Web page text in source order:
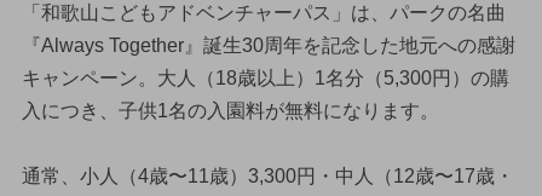
「和歌山こどもアドベンチャーパス」は、パークの名曲
『Always Together』誕生30周年を記念した地元への感謝
キャンペーン。大人（18歳以上）1名分（5,300円）の購
入につき、子供1名の入園料が無料になります。
通常、小人（4歳〜11歳）3,300円・中人（12歳〜17歳・